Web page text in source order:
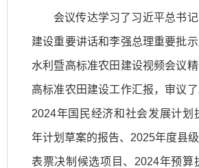
会议传达学习了习近平总书
建设重要讲话和李强总理重要批
水利暨高标准农田建设视频会议
高标准农田建设工作汇报，审议了
2024年国民经济和社会发展计划
年计划草案的报告、2025年度县
表票决制候选项目、2024年预算